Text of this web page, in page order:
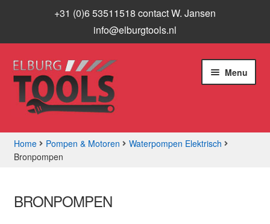
+31 (0)6 53511518 contact W. Jansen
info@elburgtools.nl
Ga
door
naar
navigatie
Ga
naar
inhoud
Menu
Assortiment
Aanbiedingen
Home Pompen & Motoren
Waterpompen Elektrisch
Bronpompen
BRONPOMPEN